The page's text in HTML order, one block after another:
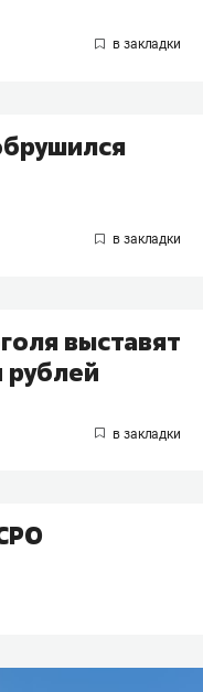
выставят
рублей